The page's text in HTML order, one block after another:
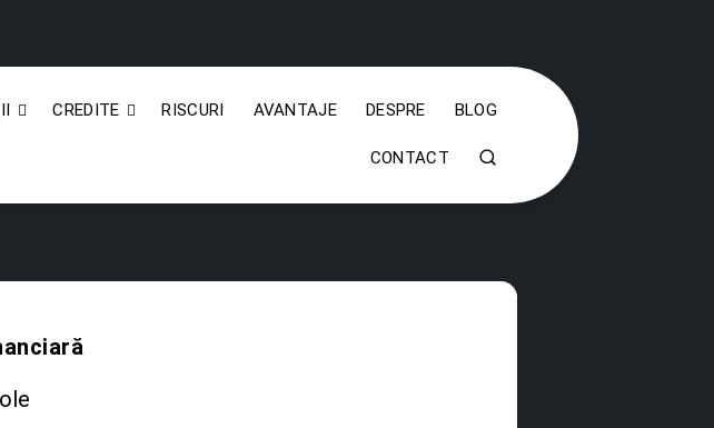
CREDITE RISCURI AVANTAJE DESPRE BLOG
CONTACT